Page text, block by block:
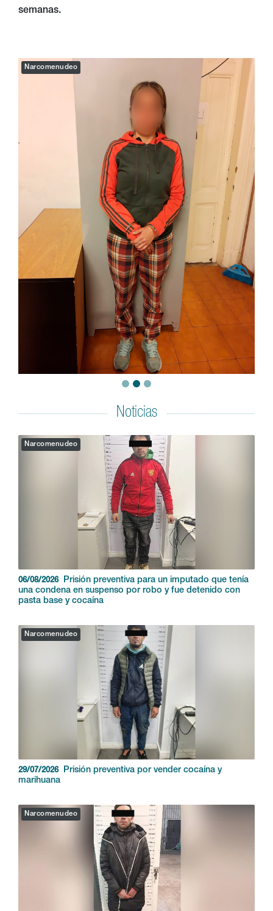
semanas.
Narcomenudeo
Noticias
Narcomenudeo
06/08/2026
Prisión preventiva para un imputado que tenía
una condena en suspenso por robo y fue detenido con
pasta base y cocaína
Narcomenudeo
29/07/2026
Prisión preventiva por vender cocaína y
marihuana
Narcomenudeo